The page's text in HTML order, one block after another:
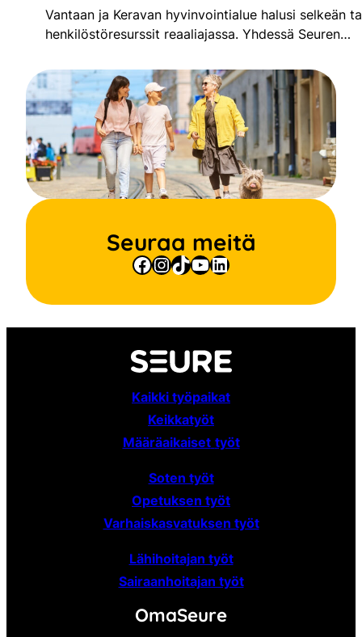
Vantaan ja Keravan hyvinvointialue halusi selkeän
henkilöstöresurssit reaaliajassa. Yhdessä Seuren…
Seuraa meitä
Facebook
Instagram
TikTok
YouTube
LinkedIn
Kaikki työpaikat
Keikkatyöt
Määräaikaiset työt
Soten työt
Opetuksen työt
Varhaiskasvatuksen työt
Lähihoitajan työt
Sairaanhoitajan työt
OmaSeure